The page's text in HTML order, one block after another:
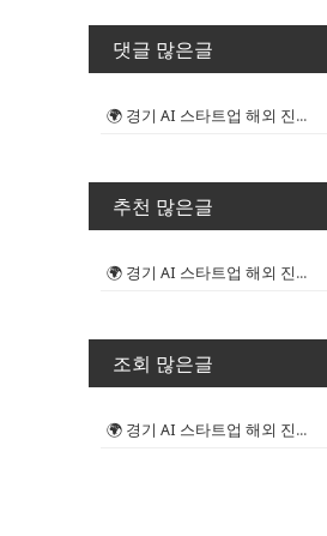
댓글 많은글
🌍 경기 AI 스타트업 해외 진출 판...
추천 많은글
🌍 경기 AI 스타트업 해외 진출 판...
조회 많은글
🌍 경기 AI 스타트업 해외 진출 판...